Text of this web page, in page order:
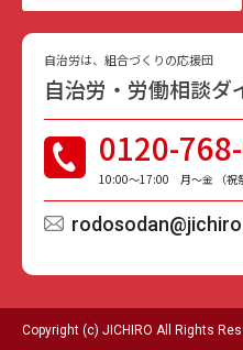
自治労は、組合づくりの応援団
自治労・労働相談ダ
0120-
10:00〜17:00 月〜金 （祝
Copyright (c) JICHIRO All Rights